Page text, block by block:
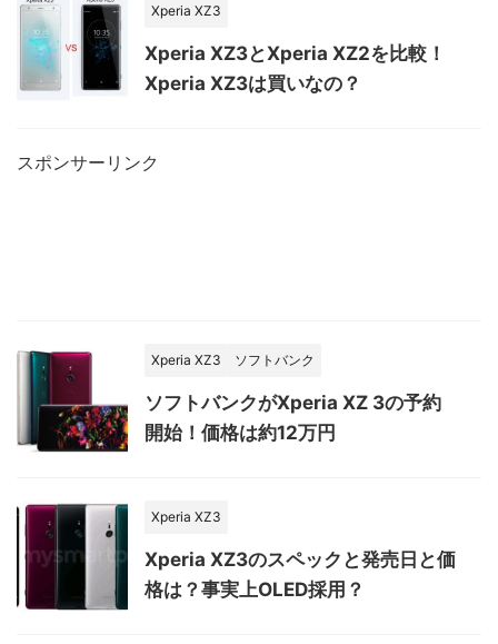
Xperia XZ3
Xperia XZ3とXperia XZ2を比較！
Xperia XZ3は買いなの？
スポンサーリンク
Xperia XZ3 ソフトバンク
ソフトバンクがXperia XZ 3の予約
開始！価格は約12万円
Xperia XZ3
Xperia XZ3のスペックと発売日と価
格は？事実上OLED採用？